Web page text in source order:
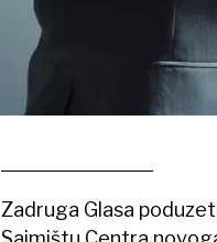
Zadruga Glasa